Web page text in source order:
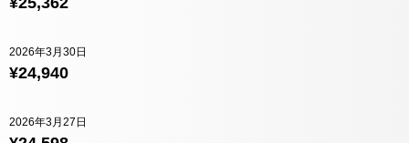
¥24,940
2026年3月30日
2026年3月27日